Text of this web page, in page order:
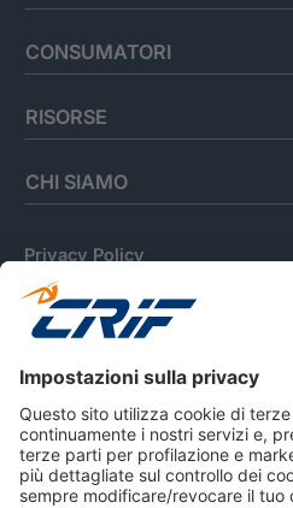
CONSUMATORI
RISORSE
CHI SIAMO
Privacy Policy
Cookie Policy
Informativa Dati Personali
CRIF Business Ethics
Informativa Privacy Relativa Al
Creditizie